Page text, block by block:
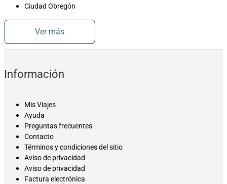
Ciudad Obregón
Ver más
Información
Mis Viajes
Ayuda
Preguntas frecuentes
Contacto
Términos y condiciones del sitio
Aviso de privacidad
Aviso de privacidad
Factura electrónica